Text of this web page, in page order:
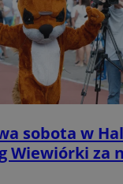
sobota w
Wiewiórki za